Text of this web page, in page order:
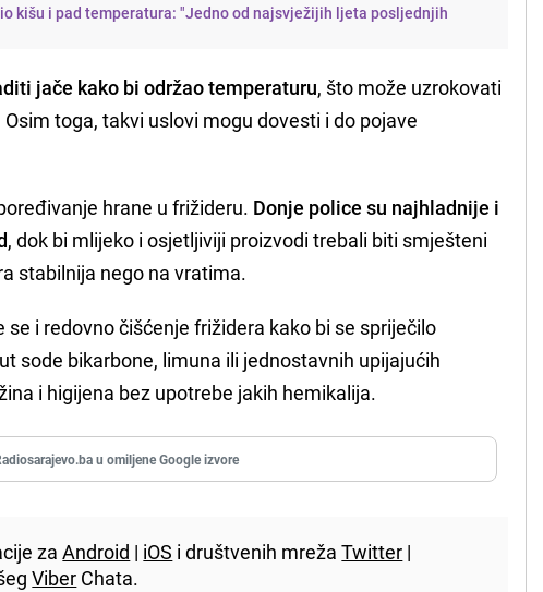
kišu i pad temperatura: "Jedno od najsvježijih ljeta posljednjih
jače kako bi održao temperaturu, što može uzrokovati
toga, takvi uslovi mogu dovesti i do pojave
hrane u frižideru. Donje police su najhladnije i
, dok bi mlijeko i osjetljiviji proizvodi trebali biti smješteni
stabilnija nego na vratima.
i redovno čišćenje frižidera kako bi se spriječilo
sode bikarbone, limuna ili jednostavnih upijajućih
i higijena bez upotrebe jakih hemikalija.
u omiljene Google izvore
zaAndroid | iOS i društvenih mrežaTwitter |
Viber Chata.